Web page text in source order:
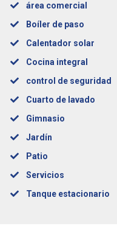
área comercial
Boíler de paso
Calentador solar
Cocina integral
control de seguridad
Cuarto de lavado
Gimnasio
Jardín
Patio
Servicios
Tanque estacionario